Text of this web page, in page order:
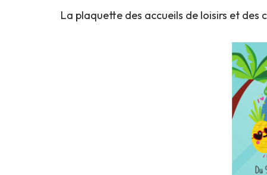
La plaquette des accueils de loisirs et des